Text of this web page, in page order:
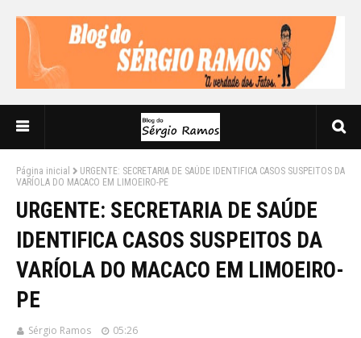
Página inicial
URGENTE: SECRETARIA DE SAÚDE IDENTIFICA CASOS SUSPEITOS DA
VARÍOLA DO MACACO EM LIMOEIRO-PE
URGENTE: SECRETARIA DE SAÚDE
IDENTIFICA CASOS SUSPEITOS DA
VARÍOLA DO MACACO EM LIMOEIRO-
PE
Sérgio Ramos 05:26